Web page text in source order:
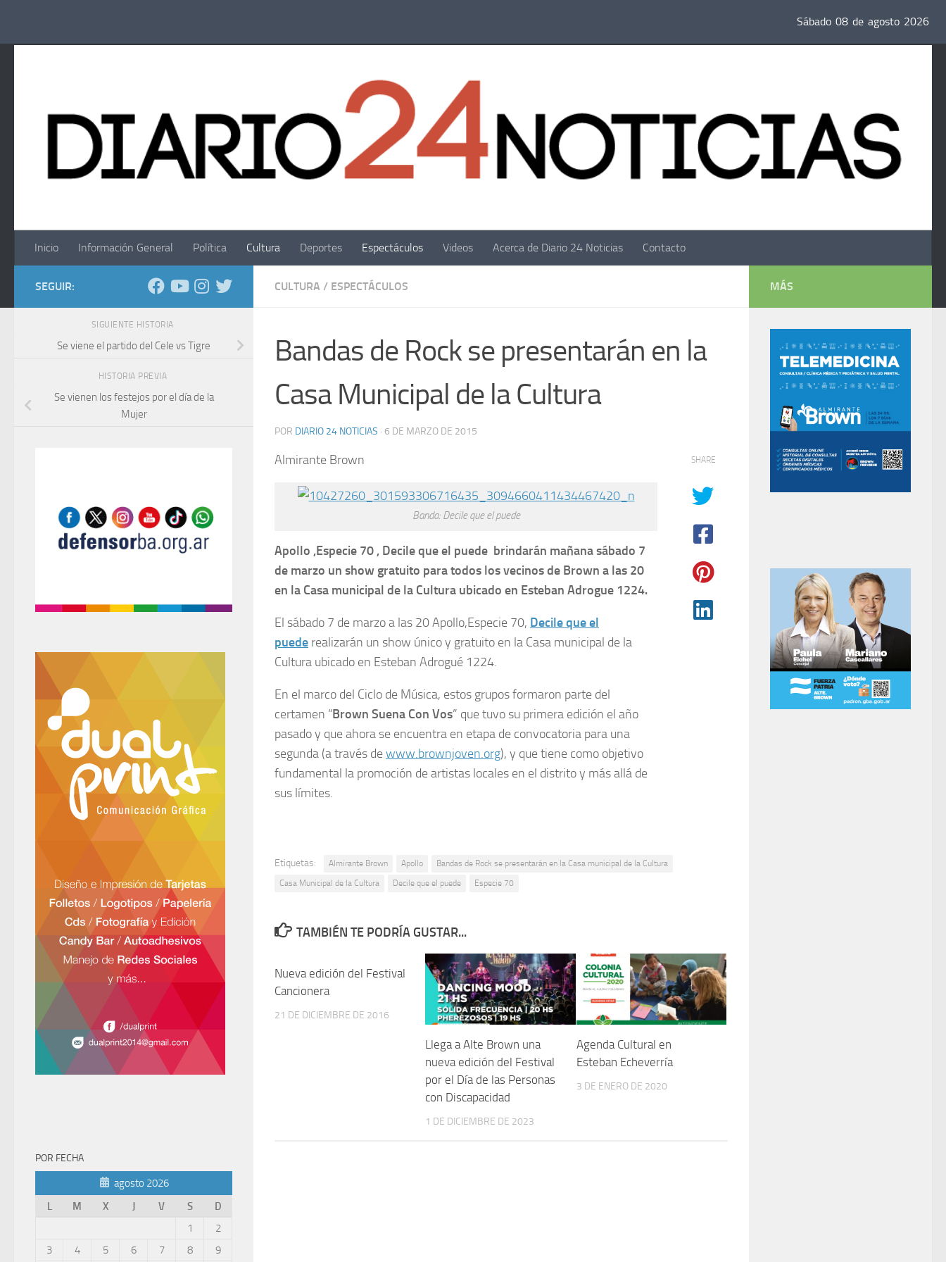
Sábado 08 de agosto 2026
Inicio Información General Política Cultura Deportes Espectáculos Videos Acerca de Diario 24 Noticias Contacto
CULTURA / ESPECTÁCULOS
Bandas de Rock se presentarán en la
Casa Municipal de la Cultura
POR DIARIO 24 NOTICIAS · 6 DE MARZO DE 2015
Almirante Brown
Banda: Decile que el puede
Apollo ,Especie 70 , Decile que el puede brindarán mañana sábado 7
de marzo un show gratuito para todos los vecinos de Brown a las 20
en la Casa municipal de la Cultura ubicado en Esteban Adrogue 1224.
El sábado 7 de marzo a las 20 Apollo,Especie 70, Decile que el
puede realizarán un show único y gratuito en la Casa municipal de la
Cultura ubicado en Esteban Adrogué 1224.
En el marco del Ciclo de Música, estos grupos formaron parte del
certamen “Brown Suena Con Vos” que tuvo su primera edición el año
pasado y que ahora se encuentra en etapa de convocatoria para una
segunda (a través dewww.brownjoven.org), y que tiene como objetivo
fundamental la promoción de artistas locales en el distrito y más allá de
sus límites.
SHARE
Etiquetas: Almirante Brown Apollo
Bandas de Rock se presentarán en la Casa municipal de la Cultura
Casa Municipal de la Cultura
Decile que el puede Especie 70
TAMBIÉN TE PODRÍA GUSTAR...
Nueva edición del Festival
Cancionera
21 DE DICIEMBRE DE 2016
Llega a Alte Brown una
nueva edición del Festival
por el Día de las Personas
con Discapacidad
1 DE DICIEMBRE DE 2023
Agenda Cultural en
Esteban Echeverría
3 DE ENERO DE 2020
SEGUIR:
SIGUIENTE HISTORIA
Se viene el partido del Cele vs Tigre
HISTORIA PREVIA
Se vienen los festejos por el día de la
Mujer
POR FECHA
agosto 2026
L
M X J V S
D
1
2
3
4 5 6 7 8 9
MÁS